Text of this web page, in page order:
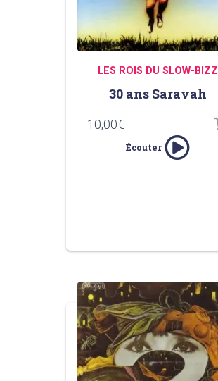
LES ROIS DU SLOW-BIZZ
30 ans Saravah
10,00€
Écouter